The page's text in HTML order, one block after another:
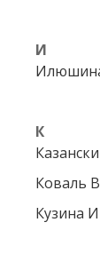
И
К
Коваль
Кузина